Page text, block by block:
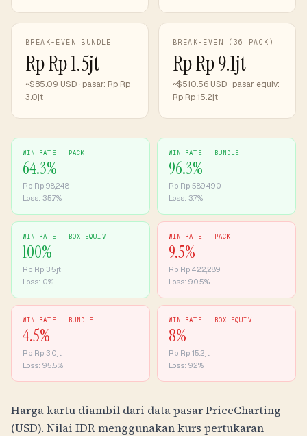
BREAK-EVEN BUNDLE
Rp Rp 1.5jt
~$85.09 USD · pasar: Rp Rp
3.0jt
BREAK-EVEN (36 PACK)
Rp Rp 9.1jt
~$510.56 USD · pasar equiv:
Rp Rp 15.2jt
WIN RATE · PACK
64.3%
Rp Rp 98,248
Loss: 35.7%
WIN RATE · BUNDLE
96.3%
Rp Rp 589,490
Loss: 3.7%
WIN RATE · BOX EQUIV.
100%
Rp Rp 3.5jt
Loss: 0%
WIN RATE · PACK
9.5%
Rp Rp 422,289
Loss: 90.5%
WIN RATE · BUNDLE
4.5%
Rp Rp 3.0jt
Loss: 95.5%
WIN RATE · BOX EQUIV.
8%
Rp Rp 15.2jt
Loss: 92%
Harga kartu diambil dari data pasar PriceCharting
(USD). Nilai IDRmenggunakan kurs pertukaran